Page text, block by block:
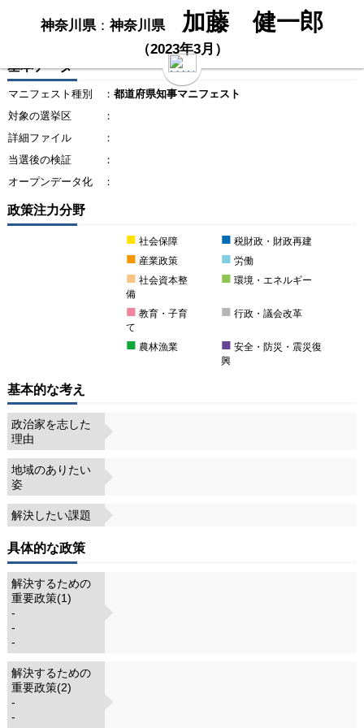
神奈川県：神奈川県 加藤 健一郎
（2023年3月）
基本データ
マニフェスト種別 ： 都道府県知事マニフェスト
対象の選挙区
：
詳細ファイル
：
当選後の検証
：
オープンデータ化
：
政策注力分野
■ 社会保障 ■ 税財政・財政再建
■ 産業政策 ■ 労働
■ 社会資本整
備
■ 環境・エネルギー
■ 教育・子育
て
■ 行政・議会改革
■ 農林漁業 ■ 安全・防災・震災復
興
基本的な考え
政治家を志した
理由
地域のありたい
姿
解決したい課題
具体的な政策
解決するための
重要政策(1)
-
-
-
解決するための
重要政策(2)
-
-